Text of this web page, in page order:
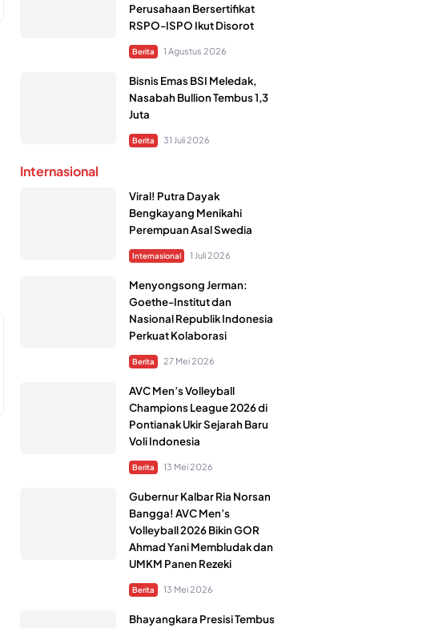
Perusahaan Bersertifikat
RSPO-ISPO Ikut Disorot
Berita 1 Agustus 2026
Bisnis Emas BSI Meledak,
Nasabah Bullion Tembus 1,3
Juta
Berita 31 Juli 2026
Internasional
Viral! Putra Dayak
Bengkayang Menikahi
Perempuan Asal Swedia
Internasional 1 Juli 2026
Menyongsong Jerman:
Goethe-Institut dan
Nasional Republik Indonesia
Perkuat Kolaborasi
Berita 27 Mei 2026
AVC Men’s Volleyball
Champions League 2026 di
Pontianak Ukir Sejarah Baru
Voli Indonesia
Berita 13 Mei 2026
Gubernur Kalbar Ria Norsan
Bangga! AVC Men’s
Volleyball 2026 Bikin GOR
Ahmad Yani Membludak dan
UMKM Panen Rezeki
Berita 13 Mei 2026
Bhayangkara Presisi Tembus